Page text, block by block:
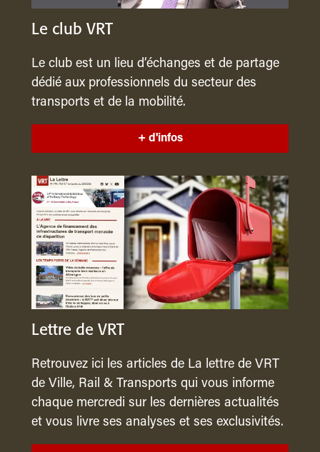
Le club VRT
Le club est un lieu d’échanges et de partage
dédié aux professionnels du secteur des
transports et de la mobilité.
+ d'infos
Lettre de VRT
Retrouvez ici les articles de La lettre de VRT
de Ville, Rail & Transports qui vous informe
chaque mercredi sur les dernières actualités
et vous livre ses analyses et ses exclusivités.